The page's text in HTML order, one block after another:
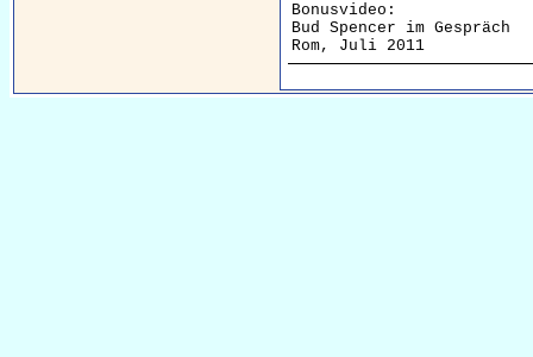
Bonusvideo:
Bud Spencer im Gespräch
Rom, Juli 2011